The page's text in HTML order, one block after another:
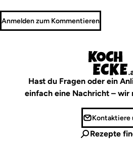
Anmelden zum Kommentieren
Hast du Fragen oder ein
einfach eine Nachricht – wir
Kontaktiere
Rezepte